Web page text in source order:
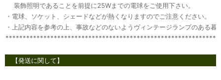
装飾照明であることを前提に25Wまでの電球をご使用下さい。
・電球、ソケット、シェードなどが熱くなりますのでご注意ください。
・上記内容を参考の上、事故などのないようヴィンテージランプのある暮
【発送に関して】